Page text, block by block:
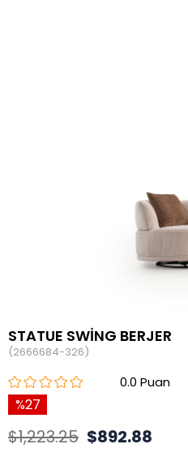
STATUE SWİNG BERJER
(2666684-326)
0.0
27
$1,223.25 $892.88